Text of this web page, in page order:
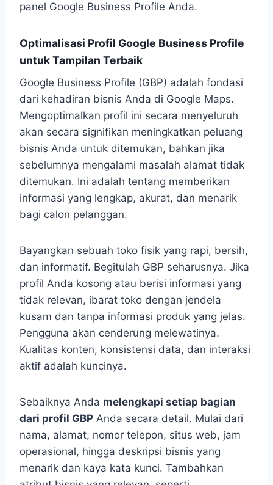
panel Google Business Profile Anda.
Optimalisasi Profil Google Business Profile
untuk Tampilan Terbaik
Google Business Profile (GBP) adalah fondasi
dari kehadiran bisnis Anda di Google Maps.
Mengoptimalkan profil ini secara menyeluruh
akan secara signifikan meningkatkan peluang
bisnis Anda untuk ditemukan, bahkan jika
sebelumnya mengalami masalah alamat tidak
ditemukan. Ini adalah tentang memberikan
informasi yang lengkap, akurat, dan menarik
bagi calon pelanggan.
Bayangkan sebuah toko fisik yang rapi, bersih,
dan informatif. Begitulah GBP seharusnya. Jika
profil Anda kosong atau berisi informasi yang
tidak relevan, ibarat toko dengan jendela
kusam dan tanpa informasi produk yang jelas.
Pengguna akan cenderung melewatinya.
Kualitas konten, konsistensi data, dan interaksi
aktif adalah kuncinya.
Sebaiknya Anda melengkapi setiap bagian
dari profil GBP Anda secara detail. Mulai dari
nama, alamat, nomor telepon, situs web, jam
operasional, hingga deskripsi bisnis yang
menarik dan kaya kata kunci. Tambahkan